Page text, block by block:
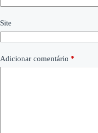
Site
Adicionar comentário *